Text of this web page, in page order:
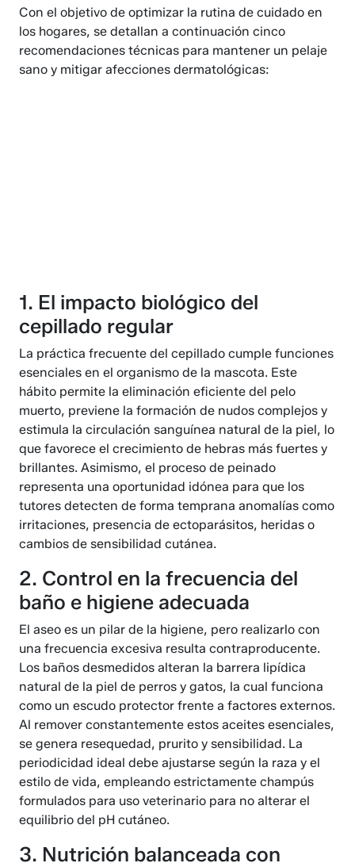
Con el objetivo de optimizar la rutina de cuidado en
los hogares, se detallan a continuación cinco
recomendaciones técnicas para mantener un pelaje
sano y mitigar afecciones dermatológicas:
1. El impacto biológico del
cepillado regular
La práctica frecuente del cepillado cumple funciones
esenciales en el organismo de la mascota. Este
hábito permite la eliminación eficiente del pelo
muerto, previene la formación de nudos complejos y
estimula la circulación sanguínea natural de la piel, lo
que favorece el crecimiento de hebras más fuertes y
brillantes. Asimismo, el proceso de peinado
representa una oportunidad idónea para que los
tutores detecten de forma temprana anomalías como
irritaciones, presencia de ectoparásitos, heridas o
cambios de sensibilidad cutánea.
2. Control en la frecuencia del
baño e higiene adecuada
El aseo es un pilar de la higiene, pero realizarlo con
una frecuencia excesiva resulta contraproducente.
Los baños desmedidos alteran la barrera lipídica
natural de la piel de perros y gatos, la cual funciona
como un escudo protector frente a factores externos.
Al remover constantemente estos aceites esenciales,
se genera resequedad, prurito y sensibilidad. La
periodicidad ideal debe ajustarse según la raza y el
estilo de vida, empleando estrictamente champús
formulados para uso veterinario para no alterar el
equilibrio del pH cutáneo.
3. Nutrición balanceada con